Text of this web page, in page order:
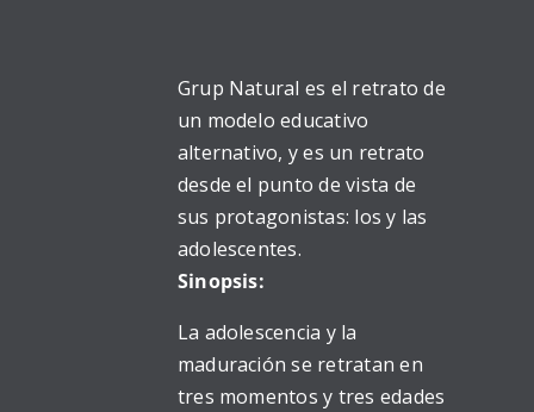
Grup Natural es el retrato de
un modelo educativo
alternativo, y es un retrato
desde el punto de vista de
sus protagonistas: los y las
adolescentes.
Sinopsis:
La adolescencia y la
maduración se retratan en
tres momentos y tres edades